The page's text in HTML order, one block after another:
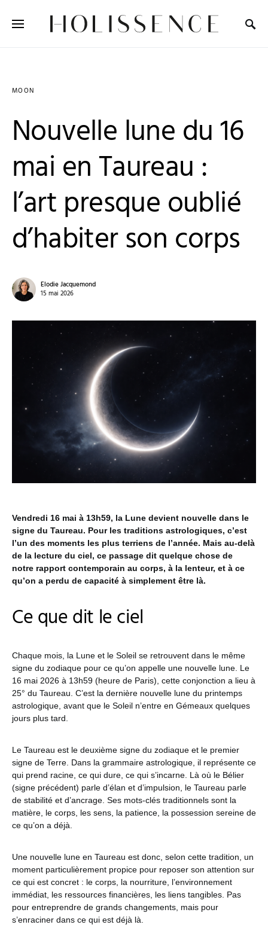
MOON
Nouvelle lune du 16
mai en Taureau :
l’art presque oublié
d’habiter son corps
Elodie Jacquemond
15 mai 2026
Vendredi 16 mai à 13h59, la Lune devient nouvelle dans le
signe du Taureau. Pour les traditions astrologiques, c’est
l’un des moments les plus terriens de l’année. Mais au-delà
de la lecture du ciel, ce passage dit quelque chose de
notre rapport contemporain au corps, à la lenteur, et à ce
qu’on a perdu de capacité à simplement être là.
Ce que dit le ciel
Chaque mois, la Lune et le Soleil se retrouvent dans le même
signe du zodiaque pour ce qu’on appelle une nouvelle lune. Le
16 mai 2026 à 13h59 (heure de Paris), cette conjonction a lieu à
25° du Taureau. C’est la dernière nouvelle lune du printemps
astrologique, avant que le Soleil n’entre en Gémeaux quelques
jours plus tard.
Le Taureau est le deuxième signe du zodiaque et le premier
signe de Terre. Dans la grammaire astrologique, il représente ce
qui prend racine, ce qui dure, ce qui s’incarne. Là où le Bélier
(signe précédent) parle d’élan et d’impulsion, le Taureau parle
de stabilité et d’ancrage. Ses mots-clés traditionnels sont la
matière, le corps, les sens, la patience, la possession sereine de
ce qu’on a déjà.
Une nouvelle lune en Taureau est donc, selon cette tradition, un
moment particulièrement propice pour reposer son attention sur
ce qui est concret : le corps, la nourriture, l’environnement
immédiat, les ressources financières, les liens tangibles. Pas
pour entreprendre de grands changements, mais pour
s’enraciner dans ce qui est déjà là.